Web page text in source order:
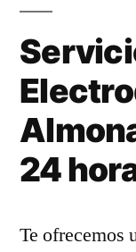
24
Te ofrecemos